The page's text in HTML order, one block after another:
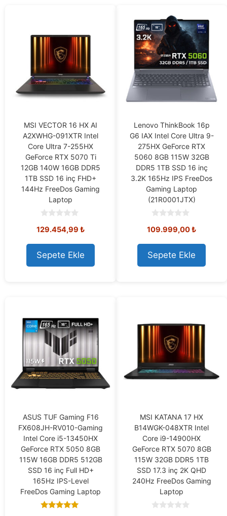
MSI VECTOR 16 HX AI
A2XWHG-091XTR Intel
Core Ultra 7-255HX
GeForce RTX 5070 Ti
12GB 140W 16GB DDR5
1TB SSD 16 inç FHD+
144Hz FreeDos Gaming
Laptop
o
t
o
f
5
129.454,99 ₺
Sepete Ekle
Lenovo ThinkBook 16p
G6 IAX Intel Core Ultra 9-
275HX GeForce RTX
5060 8GB 115W 32GB
DDR5 1TB SSD 16 inç
3.2K 165Hz IPS FreeDos
Gaming Laptop
(21R0001JTX)
o
t
o
f
5
109.999,00₺
Sepete Ekle
ASUS TUF Gaming F16
FX608JH-RV010-Gaming
Intel Core i5-13450HX
GeForce RTX 5050 8GB
115W 16GB DDR5 512GB
SSD 16 inç Full HD+
165Hz IPS-Level
FreeDos Gaming Laptop
MSI KATANA 17 HX
B14WGK-048XTR Intel
Core i9-14900HX
GeForce RTX 5070 8GB
115W 32GB DDR5 1TB
SSD 17.3 inç 2K QHD
240Hz FreeDos Gaming
Laptop